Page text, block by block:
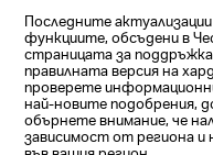
Последните
функциите, обсъдени в
страницата за
правилната версия на
проверете
най-новите подобрения,
обърнете внимание, че
зависимост от региона и